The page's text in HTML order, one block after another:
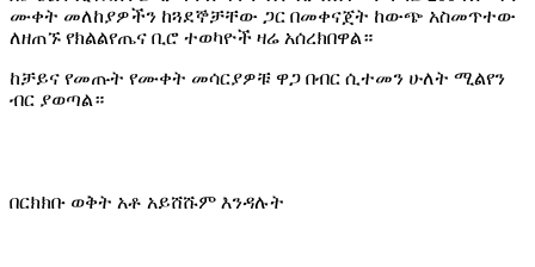
ሙቀት መለከያዎችን ከጓደኞቻቸው ጋር በመቀናጀት ከውጭ አስመጥተው
ለዘጠኙ የክልልየጤና ቢሮ ተወካዮች ዛሬ አሰረክበዋል።
ከቻይና የመጡት የሙቀት መሳርያዎቹ ዋጋ በብር ሲተመን ሁለት ሚልየን
ብር ያወጣል።
በርክክቡ ወቅት አቶ አይሸሹም እንዳሉት